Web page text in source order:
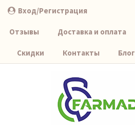
Вход/Регистрация
Отзывы Доставка и оплата
Скидки Контакты Блог